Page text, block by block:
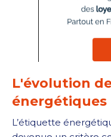
L'évolution
énergétiques
L’étiquette